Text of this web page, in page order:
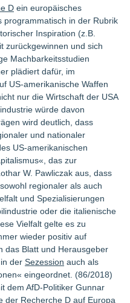
D ein europäisches
in der Rubrik
Inspiration (z.B.
zurückgewinnen und sich
Machbarkeitsstudien
plädiert dafür, im
US-amerikanische Waffen
nur die Wirtschaft der USA
würde davon
wird deutlich, dass
und nationaler
US-amerikanischen
das zur
W. Pawliczak aus, dass
regionaler als auch
und Spezialisierungen
oder die italienische
Vielfalt gelte es zu
wieder positiv auf
das Blatt und Herausgeber
der Sezession auch als
eingeordnet. (86/2018)
dem AfD-Politiker Gunnar
der Recherche D auf Europa